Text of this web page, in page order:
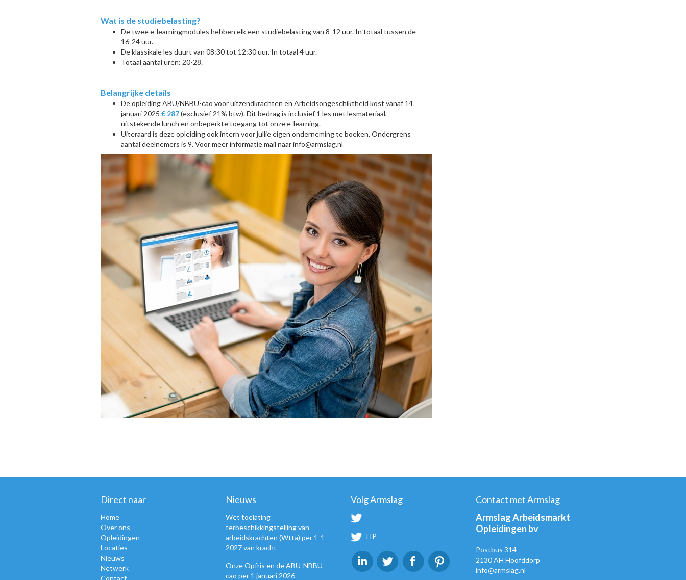
Wat is de studiebelasting?
De twee e-learningmodules hebben elk een studiebelasting van 8-12 uur. In totaal tussen de
16-24 uur.
De klassikale les duurt van 08:30 tot 12:30 uur. In totaal 4 uur.
Totaal aantal uren: 20-28.
Belangrijke details
De opleiding ABU/NBBU-cao voor uitzendkrachten en Arbeidsongeschiktheid kost vanaf 14
januari 2025 € 287(exclusief 21% btw). Dit bedrag is inclusief 1 les met lesmateriaal,
uitstekende lunch en onbeperktetoegang tot onze e-learning.
Uiteraard is deze opleiding ook intern voor jullie eigen onderneming te boeken. Ondergrens
aantal deelnemers is 9. Voor meer informatie mail naar info@armslag.nl
Direct naar
Home
Over ons
Opleidingen
Locaties
Nieuws
Netwerk
Contact
Nieuws
Wet toelating
terbeschikkingstelling van
arbeidskrachten (Wtta) per 1-1-
2027 van kracht
Onze Opfris en de ABU-NBBU-
cao per 1 januari 2026
Volg Armslag
TIP
Contact met Armslag
Armslag Arbeidsmarkt
Opleidingen bv
Postbus 314
2130 AH Hoofddorp
info@armslag.nl